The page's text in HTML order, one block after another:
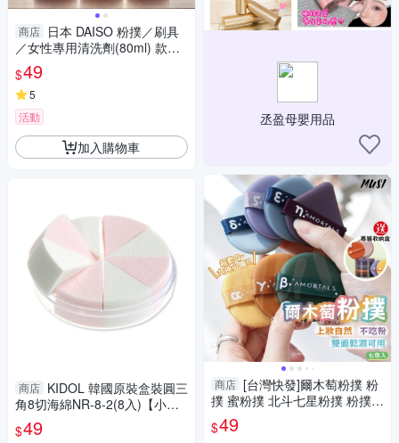
商店 日本 DAISO 粉撲／刷具
／女性專用清洗劑(80ml) 款式
可選【小三美日】 DS022420
$49
5
活動
加入購物車
商店 KIDOL 韓國原裝盒裝圓三
角8切海綿NR-8-2(8入)【小三
美日】D300089
$49
丞盈母嬰用品
商店 [台灣快發]爾木萄粉撲 粉
撲 蜜粉撲 北斗七星粉撲 粉撲
海綿 彩色粉撲 粉撲七入組 腮紅
粉撲
$49